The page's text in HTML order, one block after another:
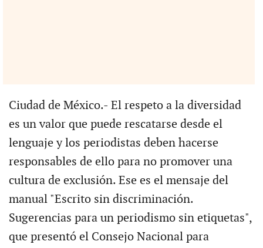
Ciudad de México.- El respeto a la diversidad
es un valor que puede rescatarse desde el
lenguaje y los periodistas deben hacerse
responsables de ello para no promover una
cultura de exclusión. Ese es el mensaje del
manual "Escrito sin discriminación.
Sugerencias para un periodismo sin etiquetas",
que presentó el Consejo Nacional para